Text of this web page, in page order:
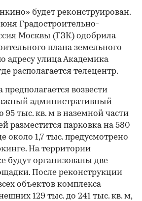
будет реконструирован.
Градостроительно-
Москвы (ГЗК) одобрила
плана земельного
адресу улица Академика
располагается телецентр.
предполагается возвести
административный
95 тыс. кв. м в наземной части
разместится парковка на 580
около 1,7 тыс. предусмотрено
На территории
будут организованы две
После реконструкции
объектов комплекса
129 тыс. до 241 тыс. кв. м,